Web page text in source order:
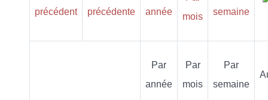
Par
année
Par
mois
Par
semaine